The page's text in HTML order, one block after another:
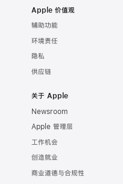
Apple 价值观
辅助功能
环境责任
隐私
供应链
关于 Apple
Newsroom
Apple 管理层
工作机会
创造就业
商业道德与合规性